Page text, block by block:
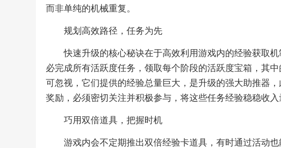
而非单纯的机械重复。
规划高效路径，任务为先
快速升级的核心秘诀在于高效利用游戏内的经验获取
必完成所有活跃度任务，领取每个阶段的活跃度宝箱，其
可忽视，它们提供的经验总量巨大，是升级的强大助推器
奖励，必须密切关注并积极参与，将这些任务经验稳稳收
巧用双倍道具，把握时机
游戏内会不定期推出双倍经验卡道具，有时通过活动